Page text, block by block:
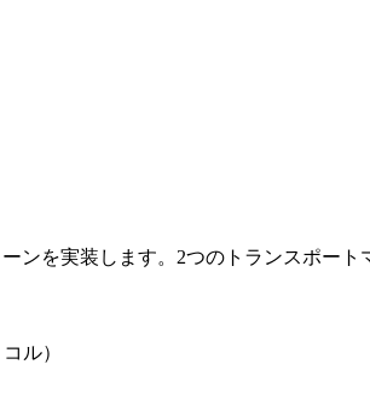
ンを実装します。2つのトランスポー
ル）